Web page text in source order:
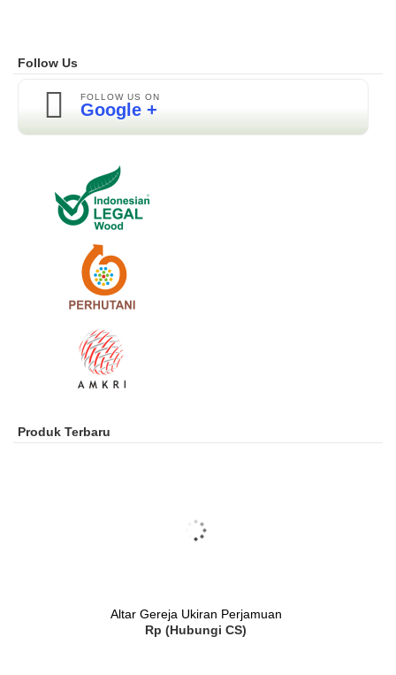
Follow Us
FOLLOW US ON
Google +
Produk Terbaru
Altar Gereja Ukiran Perjamuan
Rp (Hubungi CS)